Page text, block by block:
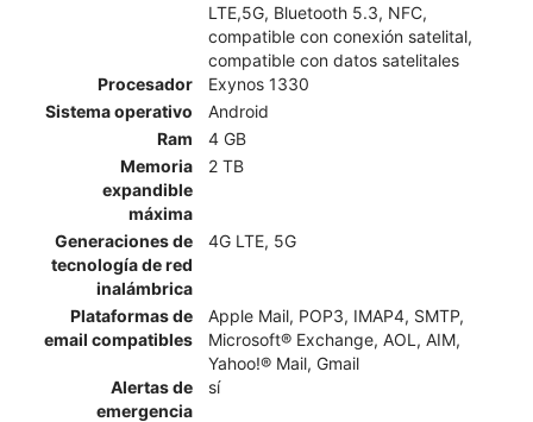
LTE,5G, Bluetooth 5.3, NFC,
compatible con conexión satelital,
compatible con datos satelitales
Procesador
Exynos 1330
Sistema operativo
Android
Ram
4 GB
Memoria
expandible
máxima
2 TB
Generaciones de
tecnología de red
inalámbrica
4G LTE, 5G
Plataformas de
email compatibles
Apple Mail, POP3, IMAP4, SMTP,
Microsoft® Exchange, AOL, AIM,
Yahoo!® Mail, Gmail
Alertas de
emergencia
sí